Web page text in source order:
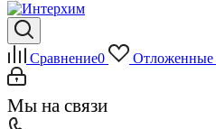
Сравнение0 Отложенные
Мы на связи